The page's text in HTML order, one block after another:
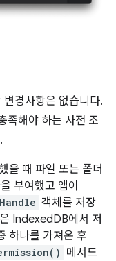
경사항은 없습니다.
족해야 하는 사전 조
을 때 파일 또는 폴더
부여했고 앱이
객체를 저장
IndexedDB에서 저
하나를 가져온 후
메서드